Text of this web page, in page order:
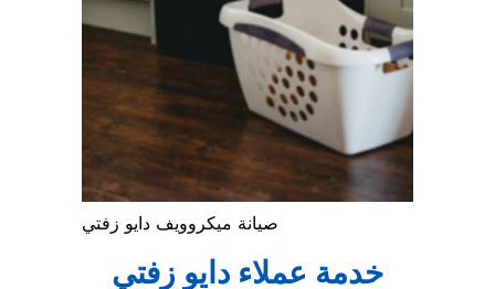
صيانة ميكروويف دايو زفتي
خدمة عملاء دايو زفتي